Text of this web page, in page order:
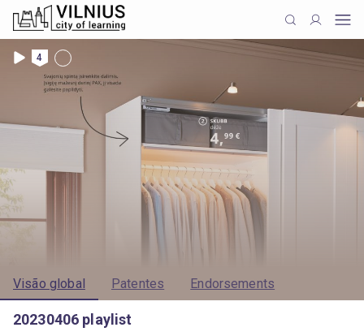
4
Visão global Patentes Endorsements
20230406 playlist